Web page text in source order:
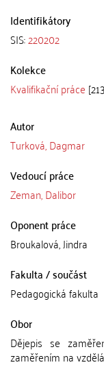
Identifikátory
SIS:220202
Kolekce
Kvalifikační práce
Autor
Turková, Dagmar
Vedoucí práce
Zeman, Dalibor
Oponent práce
Broukalová, Jindra
Fakulta / součást
Pedagogická fakulta
Obor
Dějepis se
zaměřením na